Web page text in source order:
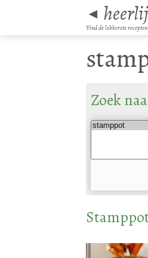
◄
Vind de lekkerste
Zoek